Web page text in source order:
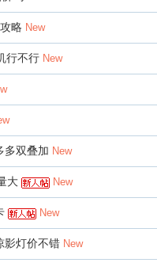
略 New
行不行 New
多双叠加 New
大 New
New
影灯价不错 New